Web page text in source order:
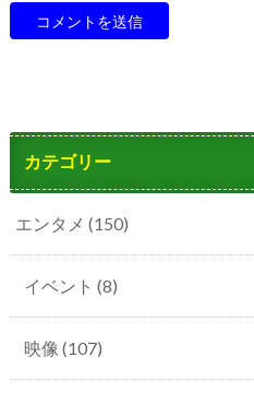
カテゴリー
エンタメ (150)
イベント (8)
映像 (107)